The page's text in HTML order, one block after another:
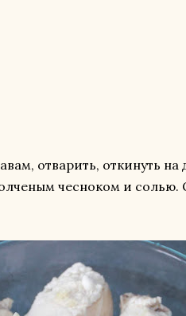
отварить, откинуть на
чесноком и